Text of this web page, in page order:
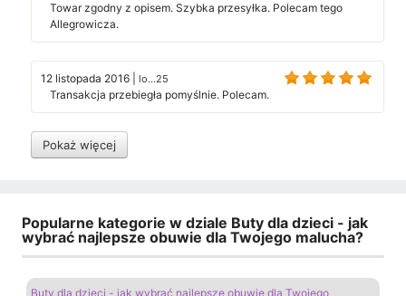
Towar zgodny z opisem. Szybka przesyłka. Polecam tego
Allegrowicza.
12 listopada 2016 lo...25
Transakcja przebiegła pomyślnie. Polecam.
Pokaż więcej
Popularne kategorie w dziale Buty dla dzieci - jak
wybrać najlepsze obuwie dla Twojego malucha?
Buty dla dzieci - jak wybrać najlepsze obuwie dla Twojego